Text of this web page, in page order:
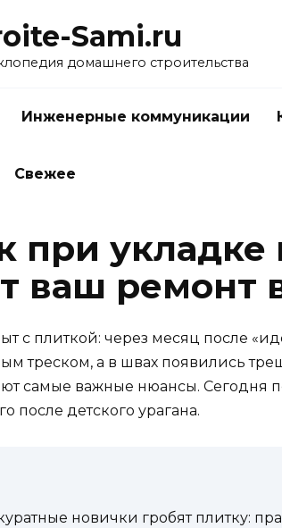
Sami.ru
домашнего строительства
Инженерные коммуникации
Свежее
при укладке
ваш ремонт
с плиткой: через месяц после
треском, а в швах появились
самые важные нюансы. Сегодня
после детского урагана.
новички гробят плитку: